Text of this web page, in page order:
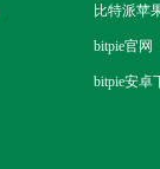
比特派苹
bitpie官网
bitpie安卓